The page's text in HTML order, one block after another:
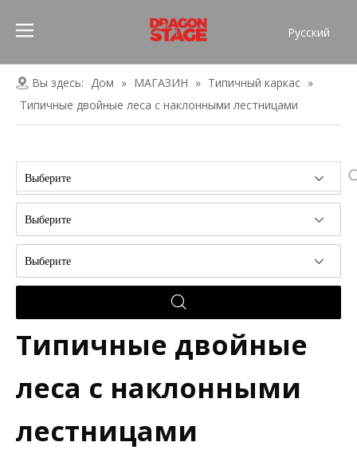
Pусский
Español
Français
العربية
Вы здесь: Дом » МАГАЗИН » Типичный каркас »
Типичные двойные леса с наклонными лестницами
Выберите
Выберите
Выберите
Типичные двойные
леса с наклонными
лестницами